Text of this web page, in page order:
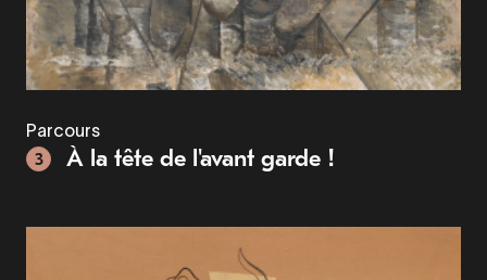
Parcours
3
À la tête de l'avant garde !